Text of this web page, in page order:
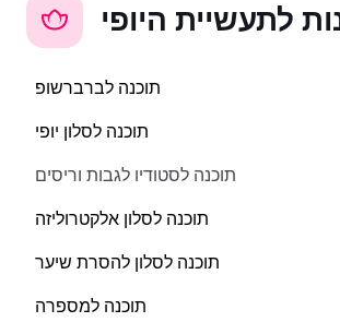
לתעשיית היופי
תוכנה לברברשופ
תוכנה לסלון יופי
תוכנה לסטודיו לגבות וריסים
תוכנה לסלון אלקטרוליזה
תוכנה לסלון להסרת שיער
תוכנה למספרה